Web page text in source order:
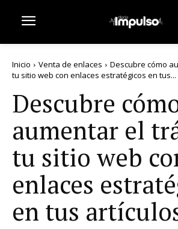
Inicio Venta de enlaces
Descubre cómo
tu sitio web con enlaces estratégicos en tus...
Descubre
aumentar el
tu sitio web
enlaces
en tus